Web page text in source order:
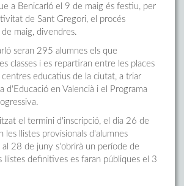
a Benicarló el 9 de maig és festiu, per
de Sant Gregori, el procés
maig, divendres.
seran 295 alumnes els que
classes i es repartiran entre les places
educatius de la ciutat, a triar
d'Educació en Valencià i el Programa
el termini d'inscripció, el dia 26 de
les llistes provisionals d'alumnes
28 de juny s'obrirà un període de
llistes definitives es faran públiques el 3